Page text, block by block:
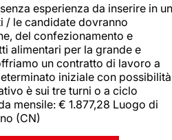
esperienza da inserire in un
/ le candidate dovranno
del confezionamento e
alimentari per la grande e
un contratto di lavoro a
iniziale con possibilità
è sui tre turni o a ciclo
mensile: € 1.877,28 Luogo di
(CN)